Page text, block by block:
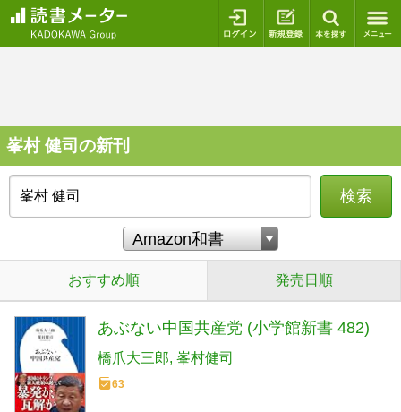
ログイン 新規登録
峯村 健司の新刊
検索
おすすめ順 発売日順
あぶない中国共産党 (小学館新書 482)
橋爪大三郎 峯村健司
63